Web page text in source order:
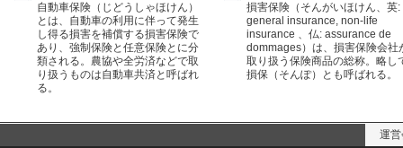
自動車保険（じどうしゃほけん）
とは、自動車の利用に伴って発生
し得る損害を補償する損害保険で
あり、強制保険と任意保険とに分
類される。農協や全労済などで取
り扱うものは自動車共済と呼ばれ
る。
損害保険（そんがいほけん、英:
general insurance, non-life
insurance 、仏: assurance de
dommages）は、損害保険会社
取り扱う保険商品の総称。略し
損保（そんぽ）とも呼ばれる。
運